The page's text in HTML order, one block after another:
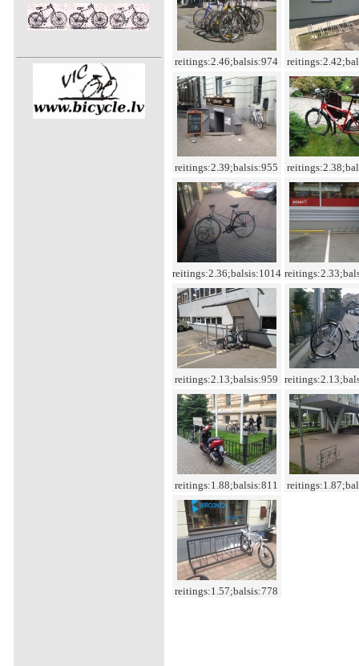
reitings:2.46;balsis:974
reitings:2.39;balsis:955
reitings:2.36;balsis:1014
reitings:2.13;balsis:959
reitings:1.88;balsis:811
reitings:1.57;balsis:778